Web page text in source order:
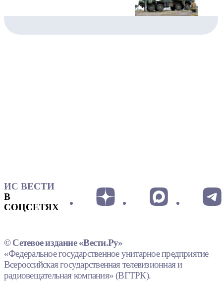
ИС ВЕСТИ
В
СОЦСЕТЯХ
© Сетевое издание «Вести.Ру»
«Федеральное государственное унитарное предприятие
Всероссийская государственная телевизионная и
радиовещательная компания» (ВГТРК).